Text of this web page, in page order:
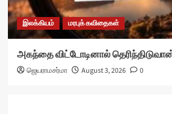
இலக்கியம் மரபுக் கவிதைகள்
அகந்தை விட்டோடினால்
ஜெயராமசர்மா August 3, 2026 0